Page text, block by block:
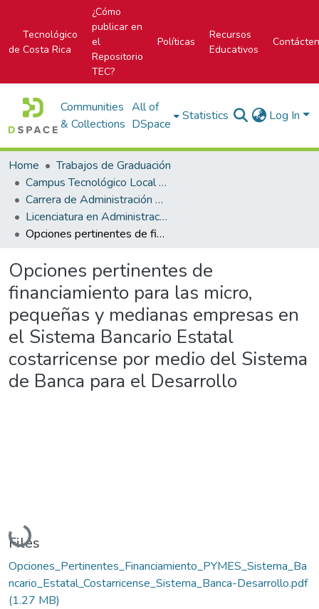
Tecnológico
de Costa Rica
¿Cómo
publicar en
el
Repositorio
TEC?
Políticas
Recursos
Educativos
Communities
& Collections
All of
DSpace
Statistics Log In
Home
Trabajos de Graduación
Campus Tecnológico Local San José
Carrera de Administración de Empresa
Licenciatura en Administración de Empresas
Opciones pertinentes de financiamiento para las micro, pequeñas y medianas empresas en el Sistema Bancario Estatal costarricense por medio del Sistema de Banca para el Desarrollo
Opciones pertinentes de
financiamiento para las micro,
pequeñas y medianas empresas en
el Sistema Bancario Estatal
costarricense por medio del Sistema
de Banca para el Desarrollo
Loading...
Files
Opciones_Pertinentes_Financiamiento_PYMES_Sistema_Ba
ncario_Estatal_Costarricense_Sistema_Banca-Desarrollo.pdf
(1.27 MB)